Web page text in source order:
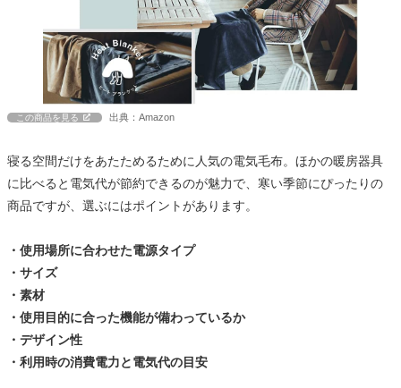
この商品を見る 出典：Amazon
寝る空間だけをあたためるために人気の電気毛布。ほかの暖房器具
に比べると電気代が節約できるのが魅力で、寒い季節にぴったりの
商品ですが、選ぶにはポイントがあります。
・使用場所に合わせた電源タイプ
・サイズ
・素材
・使用目的に合った機能が備わっているか
・デザイン性
・利用時の消費電力と電気代の目安